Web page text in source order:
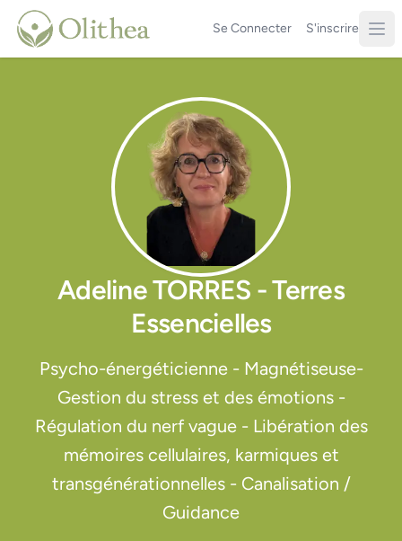
Se Connecter S'inscrire
Adeline TORRES - Terres
Essencielles
Psycho-énergéticienne - Magnétiseuse-
Gestion du stress et des émotions -
Régulation du nerf vague - Libération des
mémoires cellulaires, karmiques et
transgénérationnelles - Canalisation /
Guidance